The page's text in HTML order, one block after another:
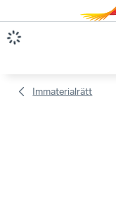
Immaterialrätt